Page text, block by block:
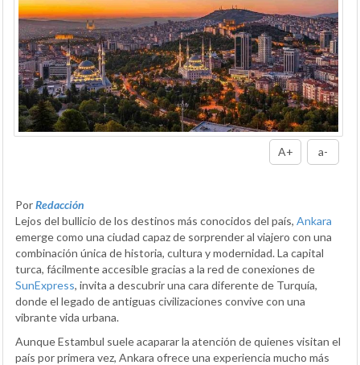
A+ a-
PorRedacción
Lejos del bullicio de los destinos más conocidos del país, Ankara
emerge como una ciudad capaz de sorprender al viajero con una
combinación única de historia, cultura y modernidad. La capital
turca, fácilmente accesible gracias a la red de conexiones de
SunExpress, invita a descubrir una cara diferente de Turquía,
donde el legado de antiguas civilizaciones convive con una
vibrante vida urbana.
Aunque Estambul suele acaparar la atención de quienes visitan el
país por primera vez, Ankara ofrece una experiencia mucho más